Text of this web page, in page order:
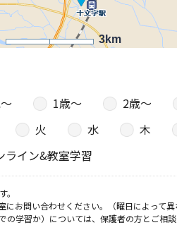
3km
1歳〜 2歳〜
火 水 木
ライン&教室学習
お問い合わせください。（曜日によって
学習か）については、保護者の方とご相談